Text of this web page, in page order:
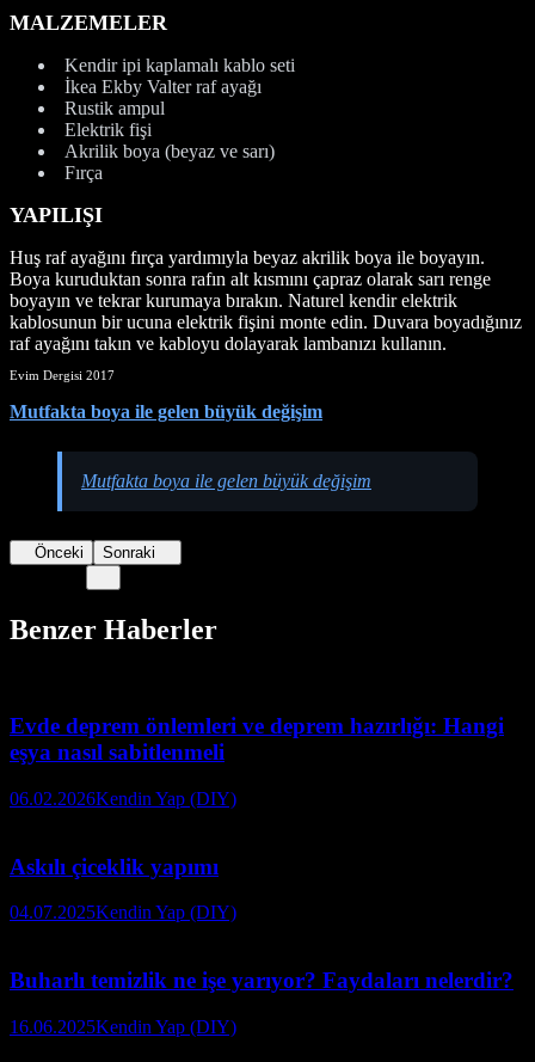
MALZEMELER
Kendir ipi kaplamalı kablo seti
İkea Ekby Valter raf ayağı
Rustik ampul
Elektrik fişi
Akrilik boya (beyaz ve sarı)
Fırça
YAPILIŞI
Huş raf ayağını fırça yardımıyla beyaz akrilik boya ile boyayın.
Boya kuruduktan sonra rafın alt kısmını çapraz olarak sarı renge
boyayın ve tekrar kurumaya bırakın. Naturel kendir elektrik
kablosunun bir ucuna elektrik fişini monte edin. Duvara boyadığınız
raf ayağını takın ve kabloyu dolayarak lambanızı kullanın.
Evim Dergisi 2017
Mutfakta boya ile gelen büyük değişim
Mutfakta boya ile gelen büyük değişim
Önceki Sonraki
Benzer Haberler
Evde deprem önlemleri ve deprem hazırlığı: Hangi
eşya nasıl sabitlenmeli
06.02.2026Kendin Yap (DIY)
Askılı çiceklik yapımı
04.07.2025Kendin Yap (DIY)
Buharlı temizlik ne işe yarıyor? Faydaları nelerdir?
16.06.2025Kendin Yap (DIY)